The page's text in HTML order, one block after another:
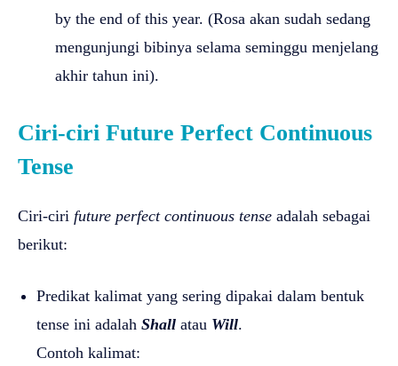
by the end of this year. (Rosa akan sudah sedang
mengunjungi bibinya selama seminggu menjelang
akhir tahun ini).
Ciri-ciri Future Perfect Continuous
Tense
Ciri-ciri future perfect continuous tense adalah sebagai
berikut:
Predikat kalimat yang sering dipakai dalam bentuk
tense ini adalah Shall atau Will.
Contoh kalimat: